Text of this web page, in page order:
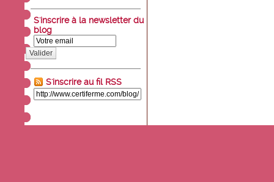
S'inscrire à la newsletter du
blog
Valider
S'inscrire au fil RSS